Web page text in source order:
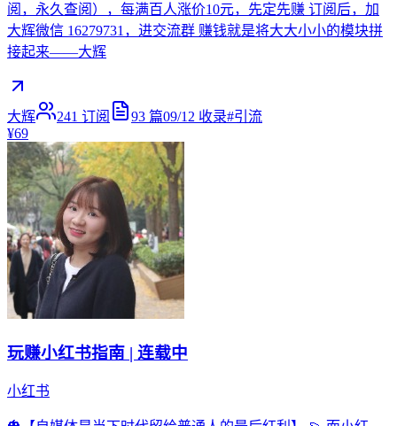
阅，永久查阅），每满百人涨价10元，先定先赚 订阅后，加
大辉微信 16279731，进交流群 赚钱就是将大大小小的模块拼
接起来——大辉
大辉 241 订阅 93 篇09/12 收录#引流
¥69
玩赚小红书指南 | 连载中
小红书